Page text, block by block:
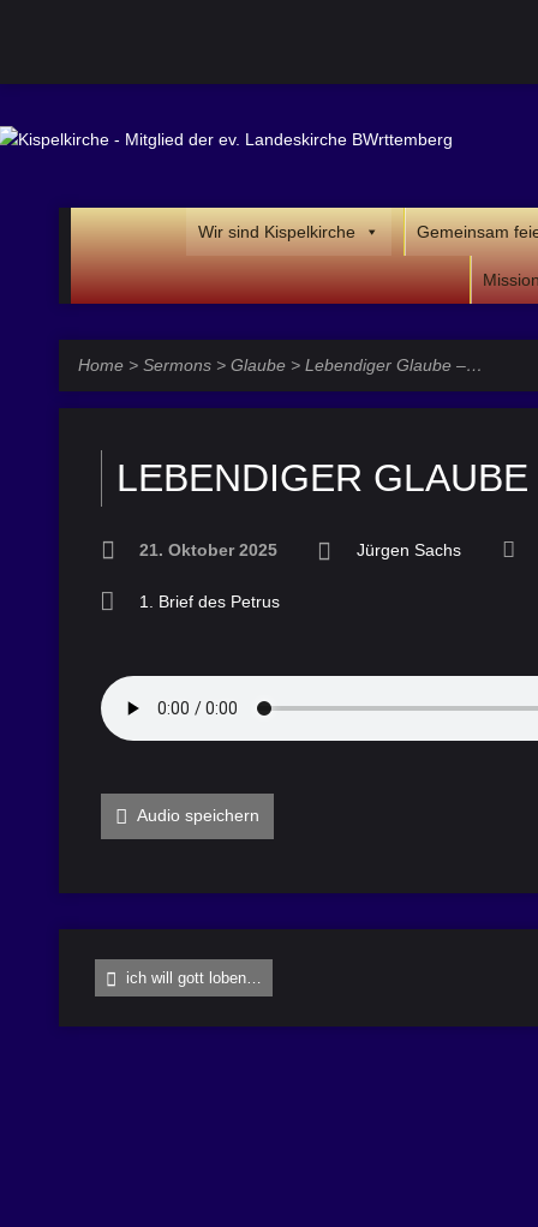
Wir sind Kispelkirche Gemeinsam
Home > Sermons > Glaube > Lebendiger Glaube –…
LEBENDIGER
21. Oktober 2025 Jürgen Sachs
1. Brief des Petrus
Audio speichern
ich will gott loben…